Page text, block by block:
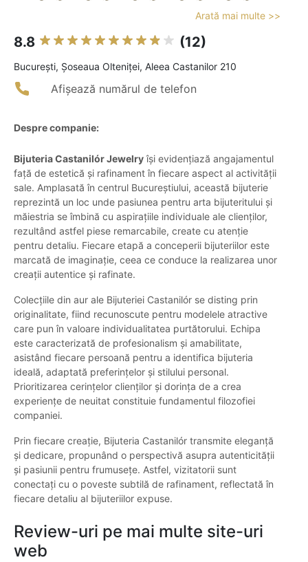
Arată mai multe >>
8.8 (12)
Bucureşti, Șoseaua Olteniței, Aleea Castanilor 210
Afișează numărul de telefon
Despre companie:
Bijuteria Castanilór Jewelryîși evidențiază angajamentul
față de estetică și rafinament în fiecare aspect al activității
sale. Amplasată în centrul Bucureștiului, această bijuterie
reprezintă un loc unde pasiunea pentru arta bijuteritului și
măiestria se îmbină cu aspirațiile individuale ale clienților,
rezultând astfel piese remarcabile, create cu atenție
pentru detaliu. Fiecare etapă a conceperii bijuteriilor este
marcată de imaginație, ceea ce conduce la realizarea unor
creații autentice și rafinate.
Colecțiile din aur ale Bijuteriei Castanilór se disting prin
originalitate, fiind recunoscute pentru modelele atractive
care pun în valoare individualitatea purtătorului. Echipa
este caracterizată de profesionalism și amabilitate,
asistând fiecare persoană pentru a identifica bijuteria
ideală, adaptată preferințelor și stilului personal.
Prioritizarea cerințelor clienților și dorința de a crea
experiențe de neuitat constituie fundamentul filozofiei
companiei.
Prin fiecare creație, Bijuteria Castanilór transmite eleganță
și dedicare, propunând o perspectivă asupra autenticității
și pasiunii pentru frumusețe. Astfel, vizitatorii sunt
conectați cu o poveste subtilă de rafinament, reflectată în
fiecare detaliu al bijuteriilor expuse.
Review-uri pe mai multe site-uri
web